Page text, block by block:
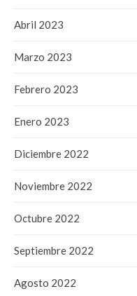
Abril 2023
Marzo 2023
Febrero 2023
Enero 2023
Diciembre 2022
Noviembre 2022
Octubre 2022
Septiembre 2022
Agosto 2022